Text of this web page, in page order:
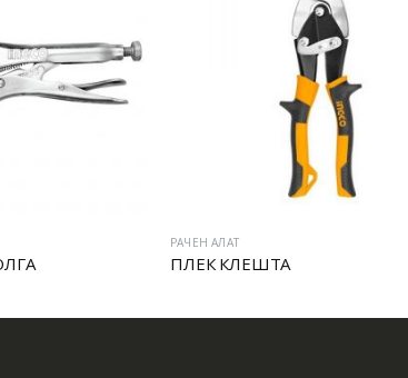
РАЧЕН АЛАТ
ПЛЕК КЛЕШТА